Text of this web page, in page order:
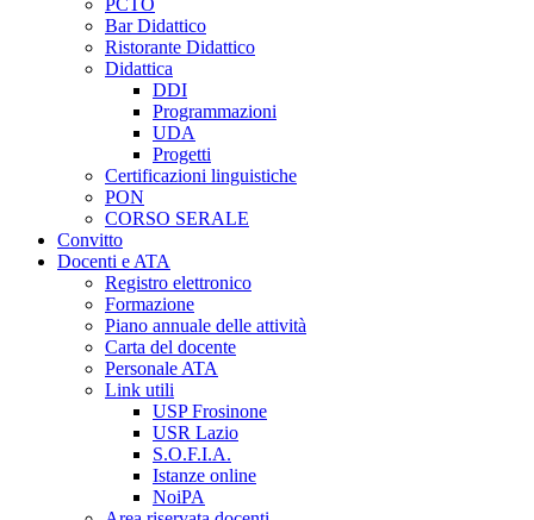
Bar Didattico
Ristorante Didattico
Didattica
DDI
Programmazioni
UDA
Progetti
Certificazioni linguistiche
PON
CORSO SERALE
Convitto
Docenti e ATA
Registro elettronico
Formazione
Piano annuale delle attività
Carta del docente
Personale ATA
Link utili
USP Frosinone
USR Lazio
S.O.F.I.A.
Istanze online
NoiPA